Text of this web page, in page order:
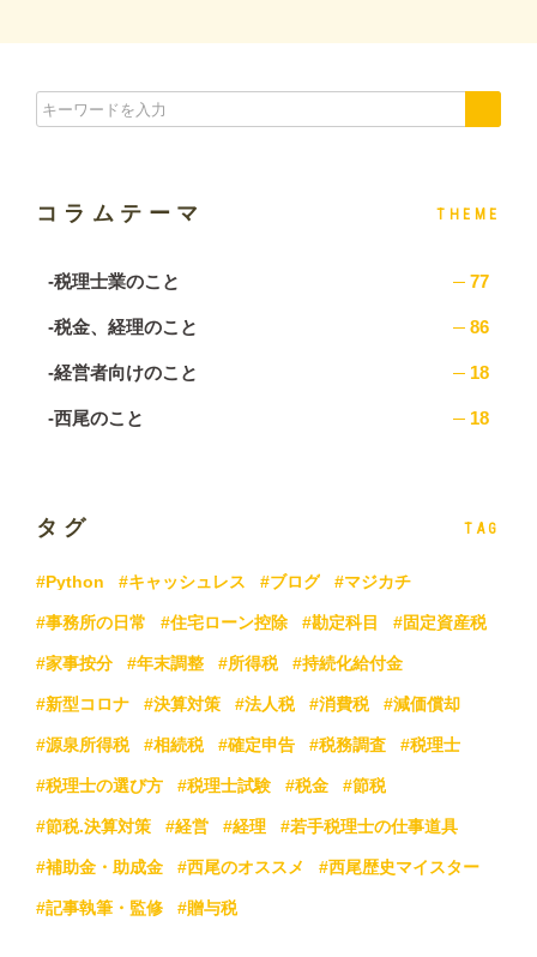
コラムテーマ THEME
-税理士業のこと 77
-税金、経理のこと 86
-経営者向けのこと 18
-西尾のこと 18
タグ TAG
#Python #キャッシュレス #ブログ #マジカチ
#事務所の日常 #住宅ローン控除 #勘定科目 #固定資産税
#家事按分 #年末調整 #所得税 #持続化給付金
#新型コロナ #決算対策 #法人税 #消費税 #減価償却
#源泉所得税 #相続税 #確定申告 #税務調査 #税理士
#税理士の選び方 #税理士試験 #税金 #節税
#節税.決算対策 #経営 #経理 #若手税理士の仕事道具
#補助金・助成金 #西尾のオススメ #西尾歴史マイスター
#記事執筆・監修 #贈与税